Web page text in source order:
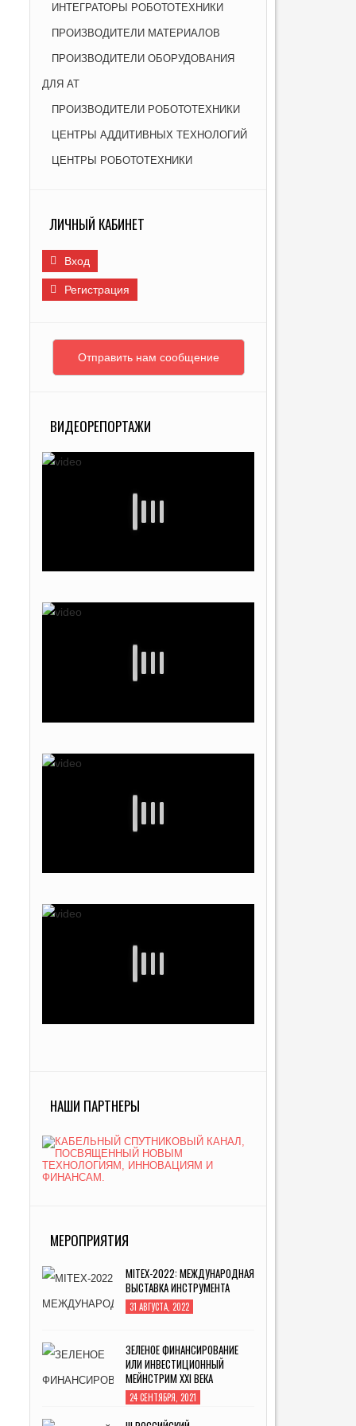
И
МАТЕРИАЛОВ ДЛЯ ПРОМЫШЛЕННОСТИ
ИНТЕГРАТОРЫ РОБОТОТЕХНИКИ
ПРОИЗВОДИТЕЛИ МАТЕРИАЛОВ
ПРОИЗВОДИТЕЛИ ОБОРУДОВАНИЯ
ДЛЯ АТ
ПРОИЗВОДИТЕЛИ РОБОТОТЕХНИКИ
ЦЕНТРЫ АДДИТИВНЫХ ТЕХНОЛОГИЙ
ЦЕНТРЫ РОБОТОТЕХНИКИ
ЛИЧНЫЙ КАБИНЕТ
Вход
Регистрация
Отправить нам сообщение
ВИДЕОРЕПОРТАЖИ
НАШИ ПАРТНЕРЫ
МЕРОПРИЯТИЯ
MITEX-2022: МЕЖДУНАРОДНАЯ
ВЫСТАВКА ИНСТРУМЕНТА
31 АВГУСТА, 2022
ЗЕЛЕНОЕ ФИНАНСИРОВАНИЕ
ИЛИ ИНВЕСТИЦИОННЫЙ
МЕЙНСТРИМ XXI ВЕКА
24 СЕНТЯБРЯ, 2021